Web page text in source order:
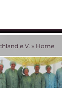
e.V. » Home